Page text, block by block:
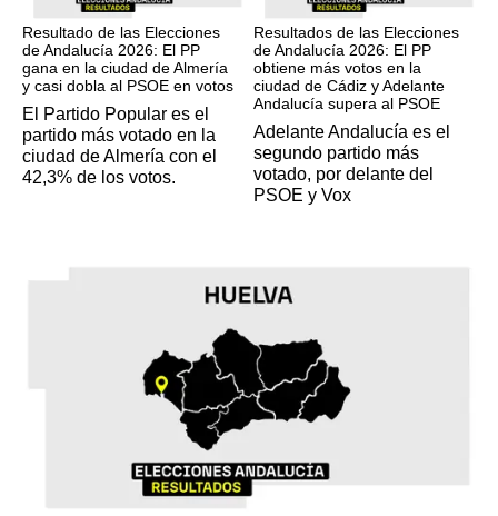
Resultado de las Elecciones
de Andalucía 2026: El PP
gana en la ciudad de Almería
y casi dobla al PSOE en votos
El Partido Popular es el
partido más votado en la
ciudad de Almería con el
42,3% de los votos.
Resultados de las Elecciones
de Andalucía 2026: El PP
obtiene más votos en la
ciudad de Cádiz y Adelante
Andalucía supera al PSOE
Adelante Andalucía es el
segundo partido más
votado, por delante del
PSOE y Vox